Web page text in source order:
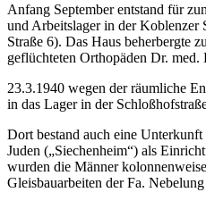
Anfang September ent­stan­d für
und Ar­beits­la­ger in der Ko­blen­zer
Stra­ße 6). Das Haus beherbergte
geflüchteten Orthopäden Dr. med.
23.3.1940 wegen der räumliche
in das Lager in der
Dort bestand auch eine
Ju­den („Sie­chen­heim“) als
wurden die Männer
Gleisbauarbeiten der Fa.